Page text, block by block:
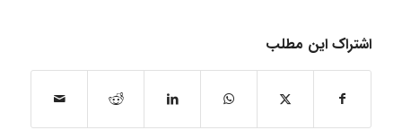
اشتراک این مطلب